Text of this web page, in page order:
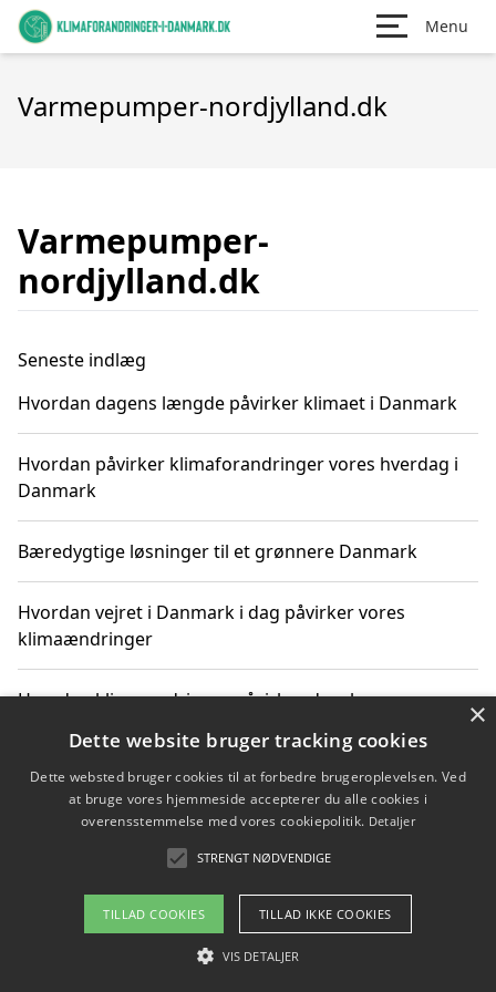
Menu
Varmepumper-nordjylland.dk
Varmepumper-
nordjylland.dk
Seneste indlæg
Hvordan dagens længde påvirker klimaet i Danmark
Hvordan påvirker klimaforandringer vores hverdag i
Danmark
Bæredygtige løsninger til et grønnere Danmark
Hvordan vejret i Danmark i dag påvirker vores
klimaændringer
Hvordan klimaændringer påvirker danske unges
Copyright 2026 - Pilanto Aps
Om / kontakt
Blog Betingelser
×
Dette website bruger tracking cookies
Dette websted bruger cookies til at forbedre brugeroplevelsen. Ved
at bruge vores hjemmeside accepterer du alle cookies i
overensstemmelse med vores cookiepolitik. Detaljer
STRENGT NØDVENDIGE
TILLAD COOKIES TILLAD IKKE COOKIES
VIS DETALJER